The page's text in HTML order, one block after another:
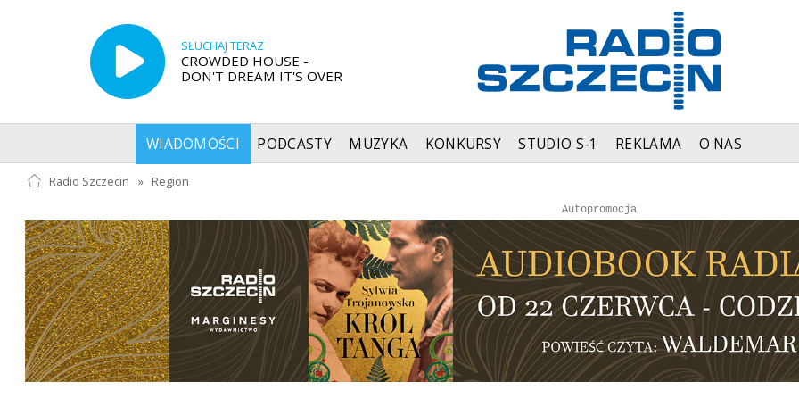
SŁUCHAJ TERAZ
CROWDED HOUSE -
DON'T DREAM IT'S OVER
WIADOMOŚCI PODCASTY MUZYKA KONKURSY STUDIO S-1 REKLAMA O NAS
Radio Szczecin » Region
Reklama
Autopromocja
Autopromocja